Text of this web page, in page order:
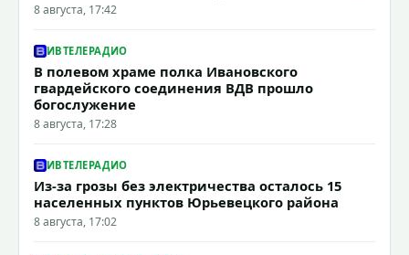
8 августа, 17:42
ИВТЕЛЕРАДИО
В полевом храме полка Ивановского
гвардейского соединения ВДВ прошло
богослужение
8 августа, 17:28
ИВТЕЛЕРАДИО
Из-за грозы без электричества осталось 15
населенных пунктов Юрьевецкого района
8 августа, 17:02